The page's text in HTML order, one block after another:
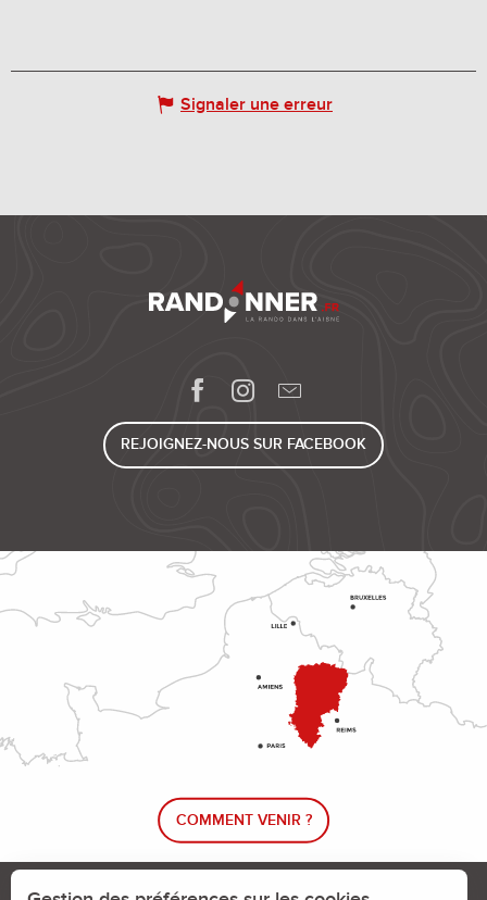
Signaler une erreur
REJOIGNEZ-NOUS SUR FACEBOOK
COMMENT VENIR ?
Le blog rando !